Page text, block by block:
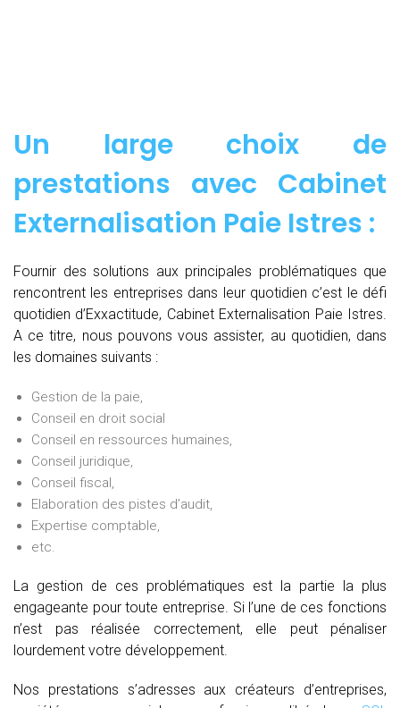
Un large choix de
prestations avec Cabinet
Externalisation Paie Istres :
Fournir des solutions aux principales problématiques que
rencontrent les entreprises dans leur quotidien c’est le défi
quotidien d’Exxactitude, Cabinet Externalisation Paie Istres.
A ce titre, nous pouvons vous assister, au quotidien, dans
les domaines suivants :
Gestion de la paie,
Conseil en droit social
Conseil en ressources humaines,
Conseil juridique,
Conseil fiscal,
Elaboration des pistes d’audit,
Expertise comptable,
etc.
La gestion de ces problématiques est la partie la plus
engageante pour toute entreprise. Si l’une de ces fonctions
n’est pas réalisée correctement, elle peut pénaliser
lourdement votre développement.
Nos prestations s’adresses aux créateurs d’entreprises,